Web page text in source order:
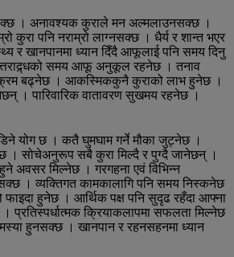
। अनावश्यक कुराले मन अल्मलाउनसक्छ ।
कुरा पनि नराम्रो लाग्नसक्छ । धैर्य र शान्त भएर
र खानपानमा ध्यान दिँदै आफूलाई पनि समय दिनु
समय आफू अनुकूल रहनेछ । तनाव
बढ्नेछ । आकस्मिककुनै कुराको लाभ हुनेछ ।
। पारिवारिक वातावरण सुखमय रहनेछ ।
योग छ । कतै घुमघाम गर्ने मौका जुट्नेछ ।
। सोचेअनुरूप सबै कुरा मिल्दै र पुग्दै जानेछन् ।
अवसर मिल्नेछ । गरगहना एवं विभिन्न
। व्यक्तिगत कामकालागि पनि समय निस्कनेछ
फाइदा हुनेछ । आर्थिक पक्ष पनि सुदृढ रहँदा आफ्ना
। प्रतिस्पर्धात्मक क्रियाकलापमा सफलता मिल्नेछ
हुनसक्छ । खानपान र रहनसहनमा ध्यान